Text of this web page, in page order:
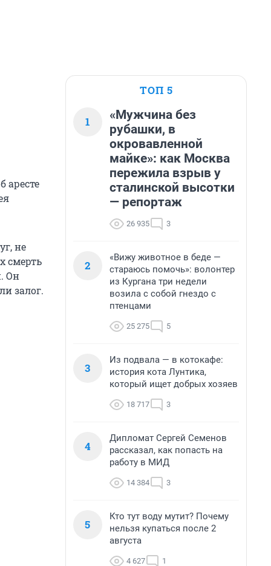
аресте
не
смерть
Он
залог.
ТОП 5
1
«Мужчина без
рубашки, в
окровавленной
майке»: как Москва
пережила взрыв у
сталинской высотки
— репортаж
26 935 3
2
«Вижу животное в беде —
стараюсь помочь»: волонтер
из Кургана три недели
возила с собой гнездо с
птенцами
25 275 5
3
Из подвала — в котокафе:
история кота Лунтика,
который ищет добрых хозяев
18 717 3
4
Дипломат Сергей Семенов
рассказал, как попасть на
работу в МИД
14 384 3
5
Кто тут воду мутит? Почему
нельзя купаться после 2
августа
4 627 1